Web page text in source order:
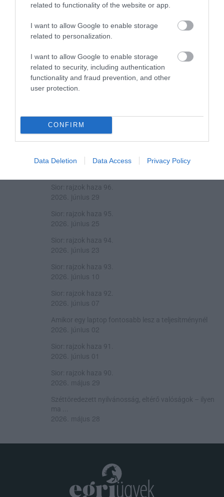
related to functionality of the website or app.
I want to allow Google to enable storage
related to personalization.
I want to allow Google to enable storage
related to security, including authentication
functionality and fraud prevention, and other
user protection.
CONFIRM
Data Deletion Data Access Privacy Policy
TOVÁBB...
… 93 94 95
A ROVAT TOVÁBBI CIKKEI
Sior: rajzok haza 97.
Sior: rajzok haza 96.
2026. június 29
Sior: rajzok haza 95.
2026. június 25
Sior: rajzok haza 94.
2026. június 23
Sior: rajzok haza 93.
2026. június 10
Sior: rajzok haza 92.
2026. június 07
Amikor egy laptop fontosabb lesz a teljesítménynél
2026. június 02
Sior: rajzok haza 91.
2026. június 01
Sior: rajzok haza 90.
2026. május 29
Széttöredezett nyilvánosság, eltérő valóságok – ilyen
ma ...
2026. május 28